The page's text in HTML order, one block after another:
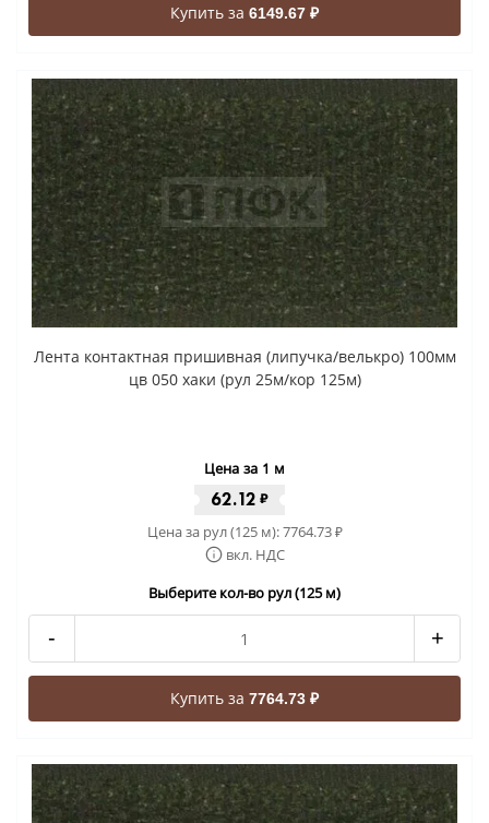
Купить за 6149.67 ₽
Лента контактная пришивная (липучка/велькро) 100мм
цв 050 хаки (рул 25м/кор 125м)
Цена за 1 м
62.12 ₽
Цена за рул (125 м):7764.73₽
вкл. НДС
Выберите кол-во рул (125 м)
- +
Купить за 7764.73 ₽